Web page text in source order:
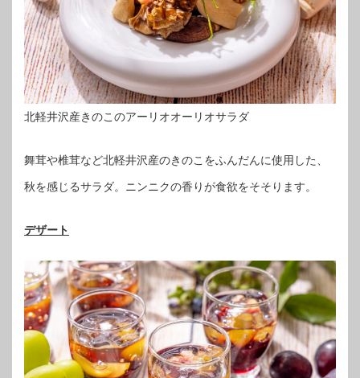
北軽井沢産きのこのアーリオオーリオサラダ
舞茸や椎茸など北軽井沢産のきのこをふんだんに使用した、
秋を感じるサラダ。ニンニクの香りが食欲をそそります。
デザート